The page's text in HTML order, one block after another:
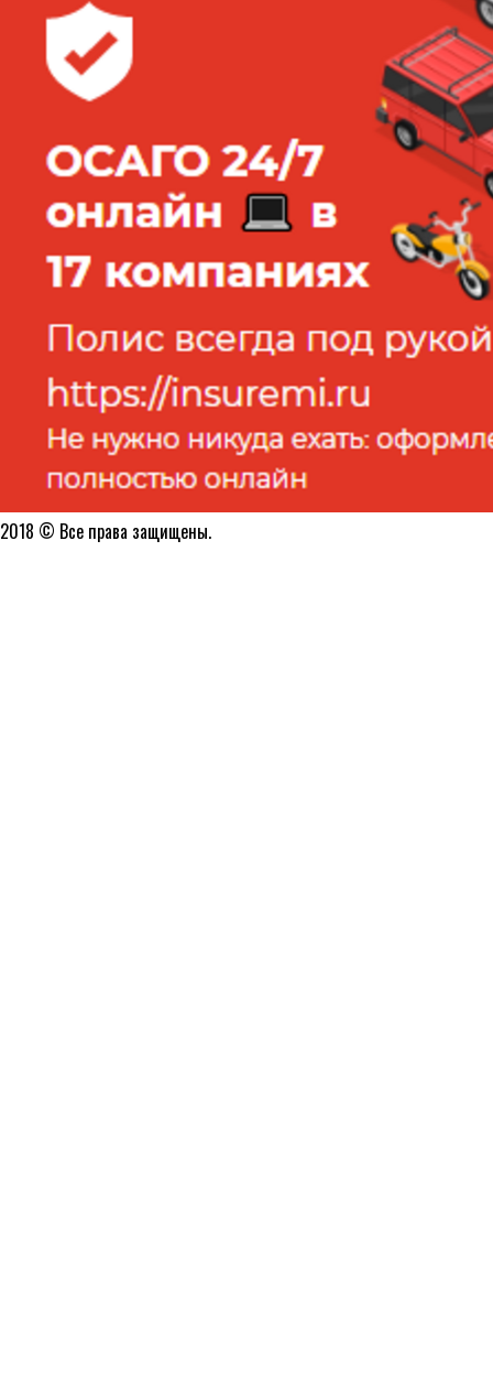
2018 © Все права защищены.